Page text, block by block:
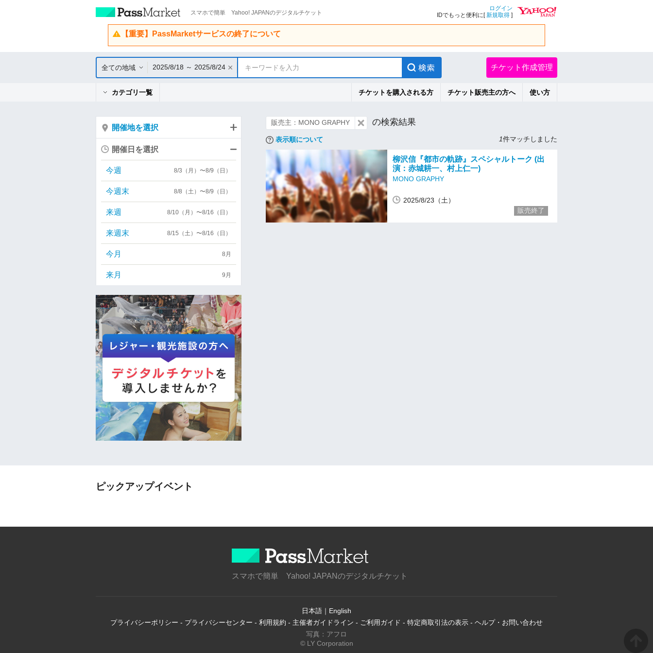
スマホで簡単 Yahoo! JAPANのデジタルチケット
ログイン
IDでもっと便利に[新規取得 ]
【重要】PassMarketサービスの終了について
全ての地域 2025/8/18 ～ 2025/8/24 キーワードを入力 チケット作成管理
カテゴリ一覧 チケットを購入される方 チケット販売主の方へ 使い方
販売主：MONO GRAPHY の検索結果
表示順について 1件マッチしました
柳沢信『都市の軌跡』スペシャルトーク (出
演：赤城耕一、村上仁一)
MONO GRAPHY
2025/8/23（土）
販売終了
開催地を選択
開催日を選択
今週 8/3（月）〜8/9（日）
今週末 8/8（土）〜8/9（日）
来週 8/10（月）〜8/16（日）
来週末 8/15（土）〜8/16（日）
今月 8月
来月 9月
ピックアップイベント
スマホで簡単 Yahoo! JAPANのデジタルチケット
日本語 ｜ English
プライバシーポリシー - プライバシーセンター - 利用規約 - 主催者ガイドライン - ご利用ガイド - 特定商取引法の表示 - ヘルプ・お問い合わせ
写真：アフロ
© LY Corporation